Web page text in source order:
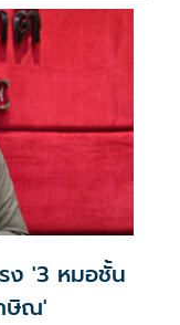
ง '3 หมอชั้น
ษิณ'